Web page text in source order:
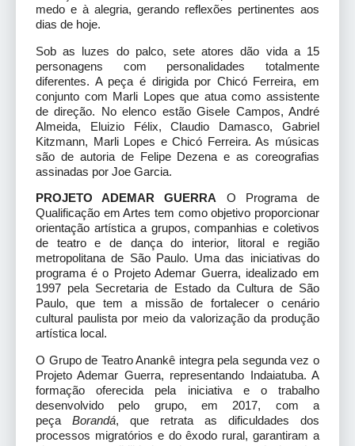
medo e à alegria, gerando reflexões pertinentes aos
dias de hoje.
Sob as luzes do palco, sete atores dão vida a 15
personagens com personalidades totalmente
diferentes. A peça é dirigida por Chicó Ferreira, em
conjunto com Marli Lopes que atua como assistente
de direção. No elenco estão Gisele Campos, André
Almeida, Eluizio Félix, Claudio Damasco, Gabriel
Kitzmann, Marli Lopes e Chicó Ferreira. As músicas
são de autoria de Felipe Dezena e as coreografias
assinadas por Joe Garcia.
PROJETO ADEMAR GUERRA O Programa de
Qualificação em Artes tem como objetivo proporcionar
orientação artística a grupos, companhias e coletivos
de teatro e de dança do interior, litoral e região
metropolitana de São Paulo. Uma das iniciativas do
programa é o Projeto Ademar Guerra, idealizado em
1997 pela Secretaria de Estado da Cultura de São
Paulo, que tem a missão de fortalecer o cenário
cultural paulista por meio da valorização da produção
artística local.
O Grupo de Teatro Anankê integra pela segunda vez o
Projeto Ademar Guerra, representando Indaiatuba. A
formação oferecida pela iniciativa e o trabalho
desenvolvido pelo grupo, em 2017, com a
peça Borandá, que retrata as dificuldades dos
processos migratórios e do êxodo rural, garantiram a